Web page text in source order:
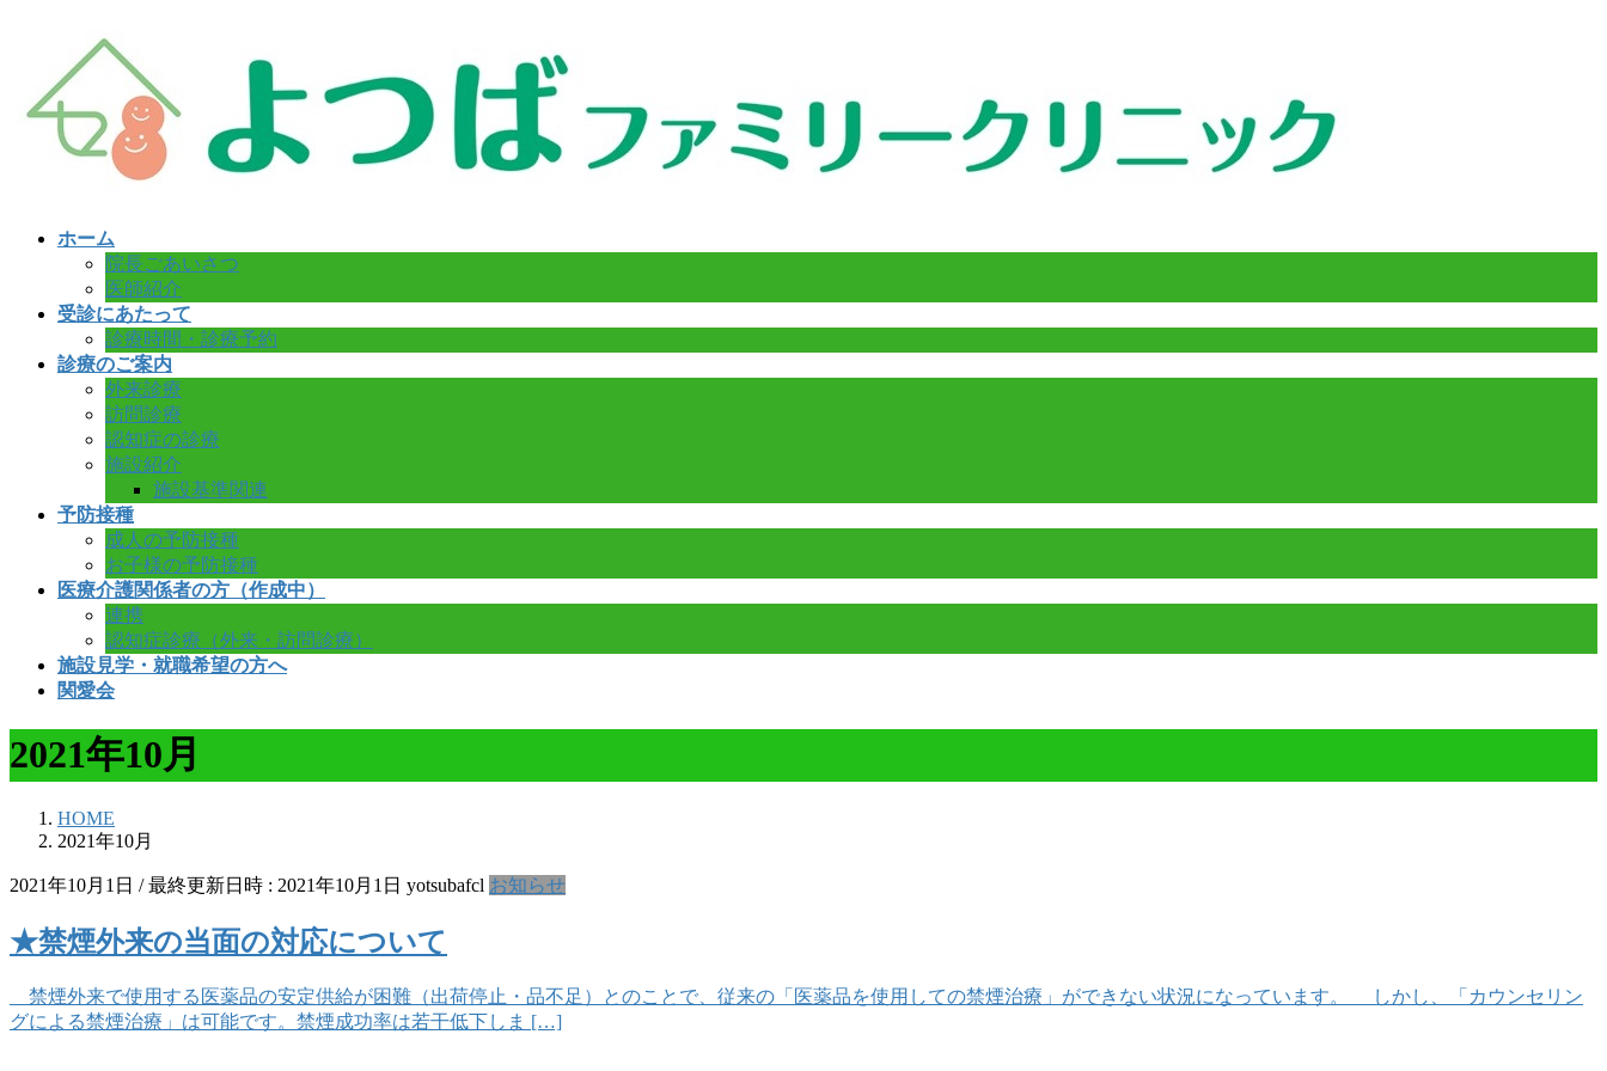
ホーム
院長ごあいさつ
医師紹介
受診にあたって
診療時間・診療予約
診療のご案内
外来診療
訪問診療
認知症の診療
施設紹介
施設基準関連
予防接種
成人の予防接種
お子様の予防接種
医療介護関係者の方（作成中）
連携
認知症診療（外来・訪問診療）
施設見学・就職希望の方へ
関愛会
2021年10月
HOME
2021年10月
2021年10月1日 / 最終更新日時 : 2021年10月1日 yotsubafcl お知らせ
★禁煙外来の当面の対応について
禁煙外来で使用する医薬品の安定供給が困難（出荷停止・品不足）とのことで、従来の「医薬品を使用しての禁煙治療」ができない状況になっています。 しかし、「カウンセリン
グによる禁煙治療」は可能です。禁煙成功率は若干低下しま […]